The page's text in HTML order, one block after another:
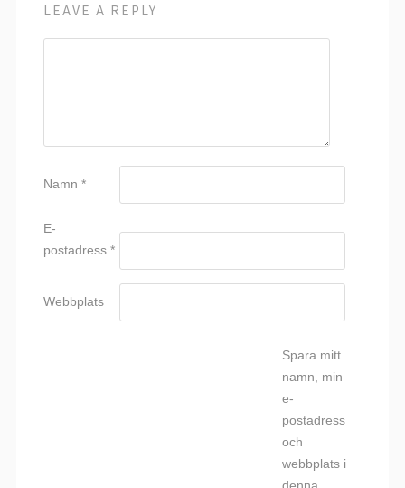
LEAVE A REPLY
Namn *
E-
postadress *
Webbplats
Spara mitt
namn, min
e-
postadress
och
webbplats i